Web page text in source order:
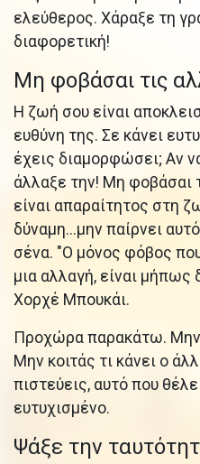
ελεύθερος. Χάραξε τη
διαφορετική!
Μη φοβάσαι τις
Η ζωή σου είναι
ευθύνη της. Σε κάνει
έχεις διαμορφώσει; Αν
άλλαξε την! Μη φοβάσαι
είναι απαραίτητος στη
δύναμη...μην παίρνει
σένα. "Ο μόνος φόβος
μια αλλαγή, είναι μήπως
Χορχέ Μπουκάι.
Προχώρα παρακάτω. Μην
Μην κοιτάς τι κάνει ο
πιστεύεις, αυτό που
ευτυχισμένο.
Ψάξε την